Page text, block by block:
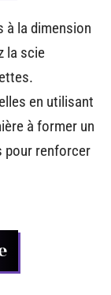
à la dimension
la scie
en utilisant
à former un
pour renforcer